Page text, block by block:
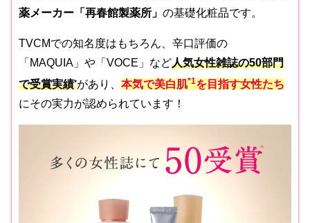
薬メーカー「再春館製薬所」 の基礎化粧品です。
TVCMでの知名度はもちろん、辛口評価の
「MAQUIA」や「VOCE」など人気女性雑誌の50部門
で受賞実績*があり、 本気で美白肌*1を目指す女性たち
にその実力が認められています！